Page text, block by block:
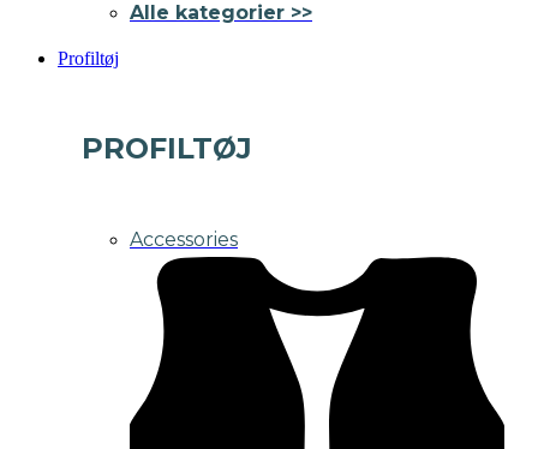
Alle kategorier >>
Profiltøj
PROFILTØJ
Accessories